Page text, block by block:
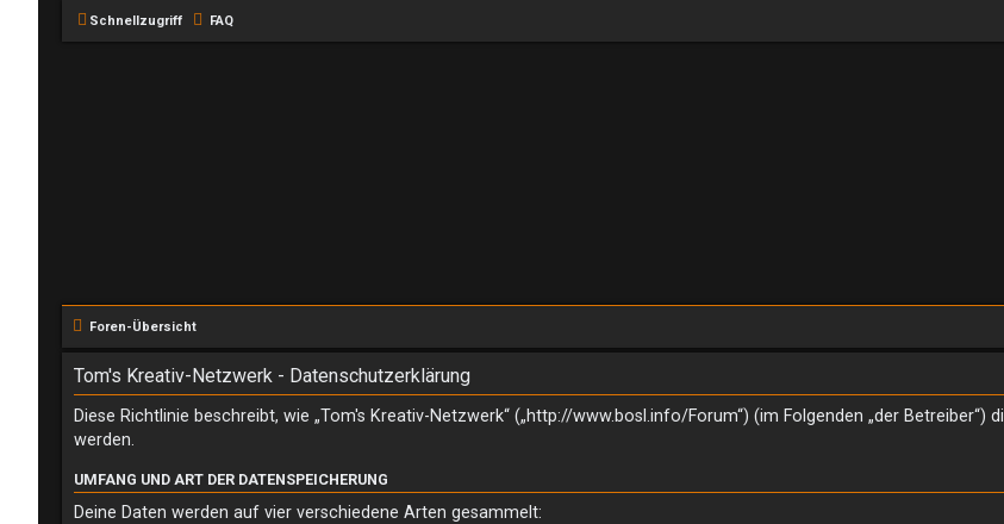
Schnellzugriff FAQ
Foren-Übersicht
Tom's Kreativ-Netzwerk - Datenschutzerklärung
Diese Richtlinie beschreibt, wie „Tom's Kreativ-Netzwerk“ („http://www.bosl.info/Forum“) (im Folgenden „der
werden.
UMFANG UND ART DER DATENSPEICHERUNG
Deine Daten werden auf vier verschiedene Arten gesammelt: